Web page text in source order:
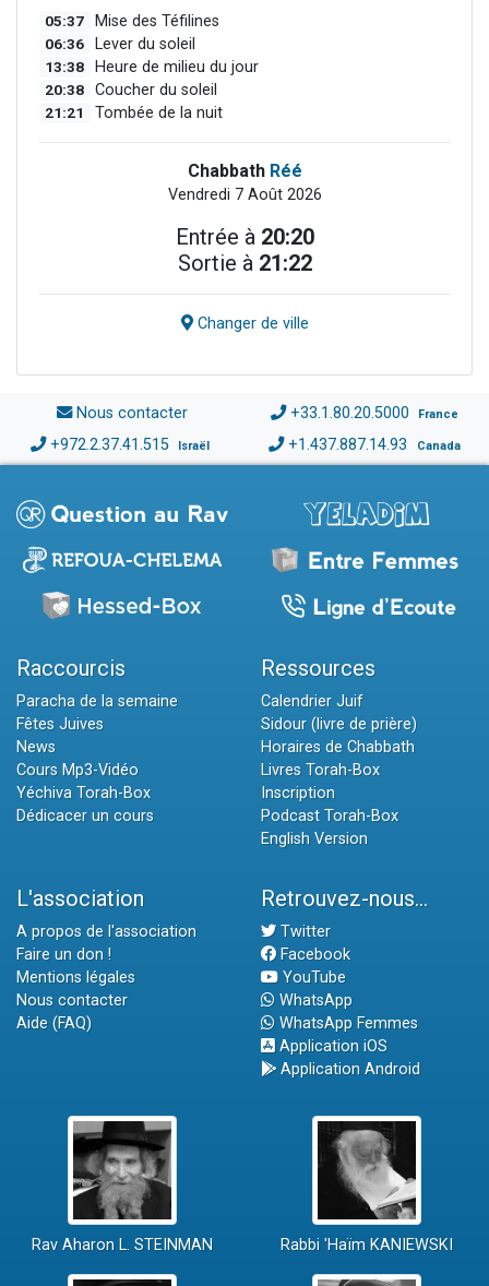
05:37 Mise des Téfilines
06:36 Lever du soleil
13:38 Heure de milieu du jour
20:38 Coucher du soleil
21:21 Tombée de la nuit
Chabbath Réé
Vendredi 7 Août 2026
Entrée à 20:20
Sortie à 21:22
Changer de ville
Nous contacter +33.1.80.20.5000 France
+972.2.37.41.515 Israël +1.437.887.14.93 Canada
Raccourcis
Paracha de la semaine
Fêtes Juives
News
Cours Mp3-Vidéo
Yéchiva Torah-Box
Dédicacer un cours
Ressources
Calendrier Juif
Sidour (livre de prière)
Horaires de Chabbath
Livres Torah-Box
Inscription
Podcast Torah-Box
English Version
L'association
A propos de l'association
Faire un don !
Mentions légales
Nous contacter
Aide (FAQ)
Retrouvez-nous...
Twitter
Facebook
YouTube
WhatsApp
WhatsApp Femmes
Application iOS
Application Android
Rav Aharon L. STEINMAN Rabbi 'Haïm KANIEWSKI